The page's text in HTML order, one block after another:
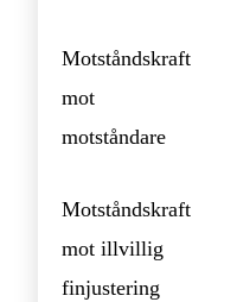
Motståndskraft
mot
motståndare
Motståndskraft
mot illvillig
finjustering